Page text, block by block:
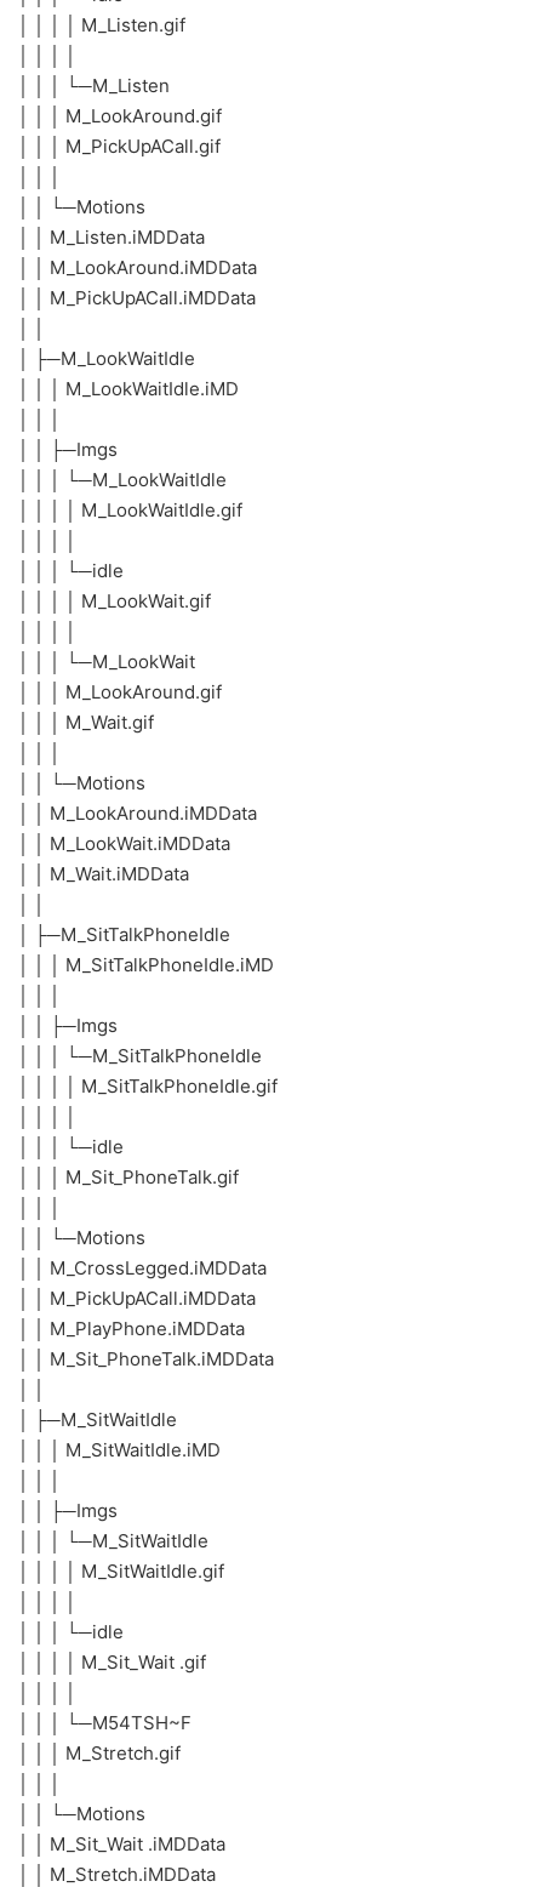
│ │ │ │ M_Listen.gif
│ │ │ └─M_Listen
│ │ │ M_LookAround.gif
│ │ │ M_PickUpACall.gif
│ │ └─Motions
│ │ M_Listen.iMDData
│ │ M_LookAround.iMDData
│ │ M_PickUpACall.iMDData
│ ├─M_LookWaitIdle
│ │ │ M_LookWaitIdle.iMD
│ │ ├─Imgs
│ │ │ └─M_LookWaitIdle
│ │ │ │ M_LookWaitIdle.gif
│ │ │ └─idle
│ │ │ │ M_LookWait.gif
│ │ │ └─M_LookWait
│ │ │ M_LookAround.gif
│ │ │ M_Wait.gif
│ │ └─Motions
│ │ M_LookAround.iMDData
│ │ M_LookWait.iMDData
│ │ M_Wait.iMDData
│ ├─M_SitTalkPhoneIdle
│ │ │ M_SitTalkPhoneIdle.iMD
│ │ ├─Imgs
│ │ │ └─M_SitTalkPhoneIdle
│ │ │ │ M_SitTalkPhoneIdle.gif
│ │ │ └─idle
│ │ │ M_Sit_PhoneTalk.gif
│ │ └─Motions
│ │ M_CrossLegged.iMDData
│ │ M_PickUpACall.iMDData
│ │ M_PlayPhone.iMDData
│ │ M_Sit_PhoneTalk.iMDData
│ ├─M_SitWaitIdle
│ │ │ M_SitWaitIdle.iMD
│ │ ├─Imgs
│ │ │ └─M_SitWaitIdle
│ │ │ │ M_SitWaitIdle.gif
│ │ │ └─idle
│ │ │ │ M_Sit_Wait .gif
│ │ │ └─M54TSH~F
│ │ │ M_Stretch.gif
│ │ └─Motions
│ │ M_Sit_Wait .iMDData
│ │ M_Stretch.iMDData